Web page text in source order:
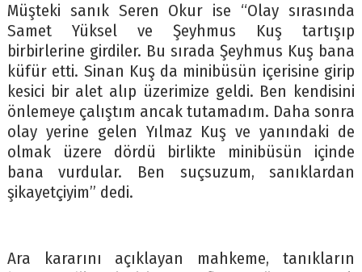
Müşteki sanık Seren Okur ise “Olay sırasında
Samet Yüksel ve Şeyhmus Kuş tartışıp
birbirlerine girdiler. Bu sırada Şeyhmus Kuş bana
küfür etti. Sinan Kuş da minibüsün içerisine girip
kesici bir alet alıp üzerimize geldi. Ben kendisini
önlemeye çalıştım ancak tutamadım. Daha sonra
olay yerine gelen Yılmaz Kuş ve yanındaki de
olmak üzere dördü birlikte minibüsün içinde
bana vurdular. Ben suçsuzum, sanıklardan
şikayetçiyim” dedi.
Ara kararını açıklayan mahkeme, tanıkların